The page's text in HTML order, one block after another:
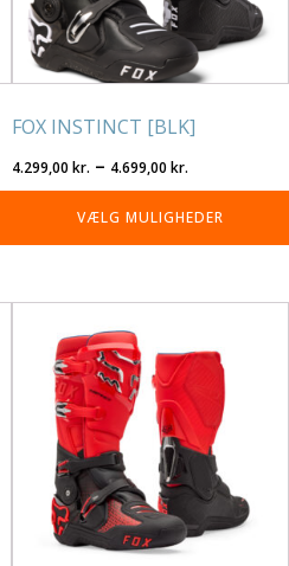
FOX INSTINCT [BLK]
4.299,00kr. – 4.699,00kr.
4.299,00 kr.
til
4.699,00 kr.
VÆLG MULIGHEDER
vælges
på
varesiden
varianter.
Mulighederne
vælges